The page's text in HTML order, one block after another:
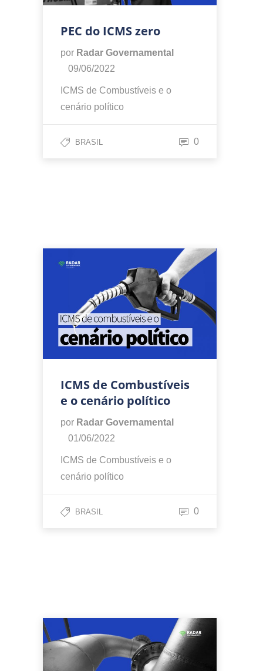
PEC do ICMS zero
por Radar Governamental
09/06/2022
ICMS de Combustíveis e o
cenário político
BRASIL 0
ICMS de Combustíveis
e o cenário político
por Radar Governamental
01/06/2022
ICMS de Combustíveis e o
cenário político
BRASIL 0